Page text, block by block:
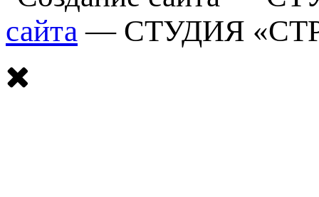
сайта — СТУДИЯ